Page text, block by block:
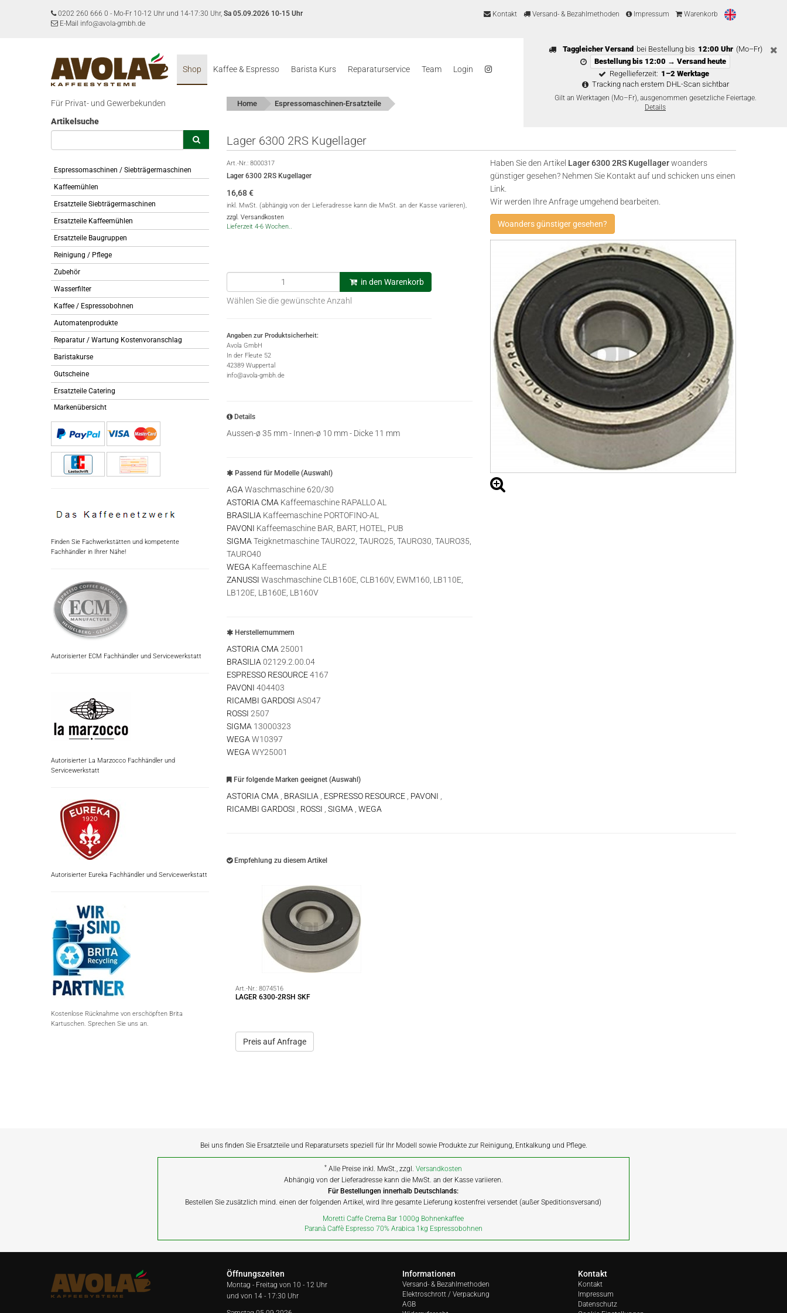
0202 260 666 0 - Mo-Fr 10-12 Uhr und 14-17:30 Uhr, Sa 05.09.2026 10-15 Uhr
E-Mail info@avola-gmbh.de
Kontakt Versand- & Bezahlmethoden Impressum Warenkorb
Taggleicher Versand bei Bestellung bis 12:00 Uhr (Mo–Fr)
Bestellung bis 12:00 → Versand heute
Regellieferzeit: 1–2 Werktage
Tracking nach erstem DHL-Scan sichtbar
Gilt an Werktagen (Mo–Fr), ausgenommen gesetzliche Feiertage.
Details
Shop Kaffee & Espresso Barista Kurs Reparaturservice Team Login
Für Privat- und Gewerbekunden
Artikelsuche
Espressomaschinen / Siebträgermaschinen
Kaffeemühlen
Ersatzteile Siebträgermaschinen
Ersatzteile Kaffeemühlen
Ersatzteile Baugruppen
Reinigung / Pflege
Zubehör
Wasserfilter
Kaffee / Espressobohnen
Automatenprodukte
Reparatur / Wartung Kostenvoranschlag
Baristakurse
Gutscheine
Ersatzteile Catering
Markenübersicht
Finden Sie Fachwerkstätten und kompetente
Fachhändler in Ihrer Nähe!
Autorisierter ECM Fachhändler und Servicewerkstatt
Autorisierter La Marzocco Fachhändler und
Servicewerkstatt
Autorisierter Eureka Fachhändler und Servicewerkstatt
Kostenlose Rücknahme von erschöpften Brita
Kartuschen. Sprechen Sie uns an.
Home Espressomaschinen-Ersatzteile
Lager 6300 2RS Kugellager
Art.-Nr.: 8000317
Lager 6300 2RS Kugellager
16,68€
inkl. MwSt. (abhängig von der Lieferadresse kann die MwSt. an der Kasse variieren),
zzgl. Versandkosten
Lieferzeit 4-6 Wochen..
in den Warenkorb
Wählen Sie die gewünschte Anzahl
Angaben zur Produktsicherheit:
Avola GmbH
In der Fleute 52
42389 Wuppertal
info@avola-gmbh.de
Details
Aussen-ø 35 mm - Innen-ø 10 mm - Dicke 11 mm
Passend für Modelle (Auswahl)
AGA Waschmaschine 620/30
ASTORIA CMA Kaffeemaschine RAPALLO AL
BRASILIA Kaffeemaschine PORTOFINO-AL
PAVONI Kaffeemaschine BAR, BART, HOTEL, PUB
SIGMA Teigknetmaschine TAURO22, TAURO25, TAURO30, TAURO35,
TAURO40
WEGA Kaffeemaschine ALE
ZANUSSI Waschmaschine CLB160E, CLB160V, EWM160, LB110E,
LB120E, LB160E, LB160V
Herstellernummern
ASTORIA CMA 25001
BRASILIA 02129.2.00.04
ESPRESSO RESOURCE4167
PAVONI 404403
RICAMBI GARDOSI AS047
ROSSI 2507
SIGMA 13000323
WEGA W10397
WEGA WY25001
Für folgende Marken geeignet (Auswahl)
ASTORIA CMA BRASILIA ESPRESSO RESOURCE PAVONI
RICAMBI GARDOSI
ROSSI SIGMA WEGA
Haben Sie den Artikel Lager 6300 2RS Kugellagerwoanders
günstiger gesehen? Nehmen Sie Kontakt auf und schicken uns einen
Link.
Wir werden Ihre Anfrage umgehend bearbeiten.
Woanders günstiger gesehen?
Empfehlung zu diesem Artikel
Art.-Nr.: 8074516
LAGER 6300-2RSH SKF
Preis auf Anfrage
Bei uns finden Sie Ersatzteile und Reparatursets speziell für Ihr Modell sowie Produkte zur Reinigung, Entkalkung und Pflege.
* Alle Preise inkl. MwSt., zzgl.Versandkosten
Abhängig von der Lieferadresse kann die MwSt. an der Kasse variieren.
Für Bestellungen innerhalb Deutschlands:
Bestellen Sie zusätzlich mind. einen der folgenden Artikel, wird Ihre gesamte Lieferung kostenfrei versendet (außer Speditionsversand)
Moretti Caffe Crema Bar 1000g Bohnenkaffee
Paranà Caffè Espresso 70% Arabica 1kg Espressobohnen
Öffnungszeiten
Montag - Freitag von 10 - 12 Uhr
und von 14 - 17:30 Uhr
Informationen
Versand- & Bezahlmethoden
Elektroschrott / Verpackung
AGB
Kontakt
Kontakt
Impressum
Datenschutz